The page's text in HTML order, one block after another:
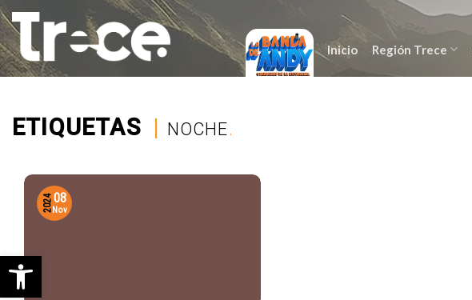
Saltar
al
contenido
Inicio Región Trece
ETIQUETAS | NOCHE.
08
Nov
2024
Abrir barra de herramientas